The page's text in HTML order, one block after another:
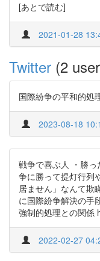
[あとで読む]
2021-01-28
Twitter (2
国際紛争の平和的処
2023-08-18
戦争で喜ぶ人 ・勝
争に勝って提灯行列
居ません」なんて欺
に国際紛争解決の手
強制的処理との関係
2022-02-27